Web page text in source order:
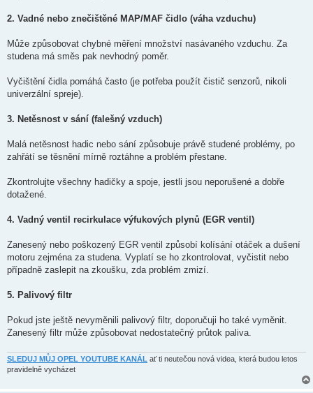
2. Vadné nebo znečištěné MAP/MAF čidlo (váha vzduchu)
Může způsobovat chybné měření množství nasávaného vzduchu. Za
studena má směs pak nevhodný poměr.
Vyčištění čidla pomáhá často (je potřeba použít čistič senzorů, nikoli
univerzální spreje).
3. Netěsnost v sání (falešný vzduch)
Malá netěsnost hadic nebo sání způsobuje právě studené problémy, po
zahřátí se těsnění mírně roztáhne a problém přestane.
Zkontrolujte všechny hadičky a spoje, jestli jsou neporušené a dobře
dotažené.
4. Vadný ventil recirkulace výfukových plynů (EGR ventil)
Zanesený nebo poškozený EGR ventil způsobí kolísání otáček a dušení
motoru zejména za studena. Vyplatí se ho zkontrolovat, vyčistit nebo
případně zaslepit na zkoušku, zda problém zmizí.
5. Palivový filtr
Pokud jste ještě nevyměnili palivový filtr, doporučuji ho také vyměnit.
Zanesený filtr může způsobovat nedostatečný průtok paliva.
SLEDUJ MŮJ OPEL YOUTUBE KANÁL ať ti neutečou nová videa, která budou letos
pravidelně vycházet